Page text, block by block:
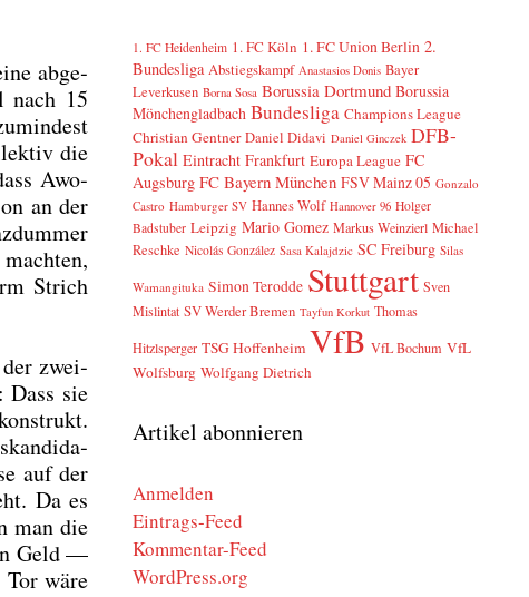
abge­
nach 15
die
Awo­
an der
Strich
der zwei­
Dass sie
auf der
Da es
man die
Geld —
wäre
1. FC Heidenheim 1. FC Köln 1. FC Union Berlin 2.
Bundesliga Abstiegskampf Anastasios Donis Bayer
Leverkusen Borna Sosa Borussia Dortmund Borussia
Mönchengladbach Bundesliga Champions League
Christian Gentner Daniel Didavi Daniel Ginczek DFB-
Pokal Eintracht Frankfurt Europa League FC
Augsburg FC Bayern München FSV Mainz 05 Gonzalo
Castro Hamburger SV Hannes Wolf Hannover 96 Holger
Badstuber Leipzig Mario Gomez Markus Weinzierl Michael
Reschke Nicolás González Sasa Kalajdzic SC Freiburg Silas
Wamangituka Simon Terodde Stuttgart Sven
Mislintat SV Werder Bremen Tayfun Korkut Thomas
Hitzlsperger TSG Hoffenheim VfB VfL Bochum VfL
Wolfsburg Wolfgang Dietrich
Artikel abonnieren
Anmelden
Eintrags-Feed
Kommentar-Feed
WordPress.org